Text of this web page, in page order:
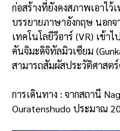
ก่อสร้างที่ยังคงสภาพเอาไ
บรรยายภาษาอังกฤษ นอกจ
เทคโนโลยีวีอาร์ (VR) เข้
คันจิมะดิจิทัลมิวเซียม
สามารถสัมผัสประวัติศาสต
การเดินทาง : จากสถานี
Ouratenshudo ประมาณ